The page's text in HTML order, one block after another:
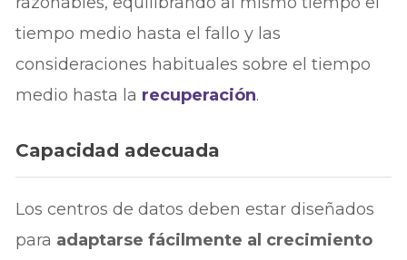
tiempo medio hasta el fallo y las
consideraciones habituales sobre el tiempo
medio hasta la recuperación.
Capacidad adecuada
Los centros de datos deben estar diseñados
para adaptarse fácilmente al crecimiento